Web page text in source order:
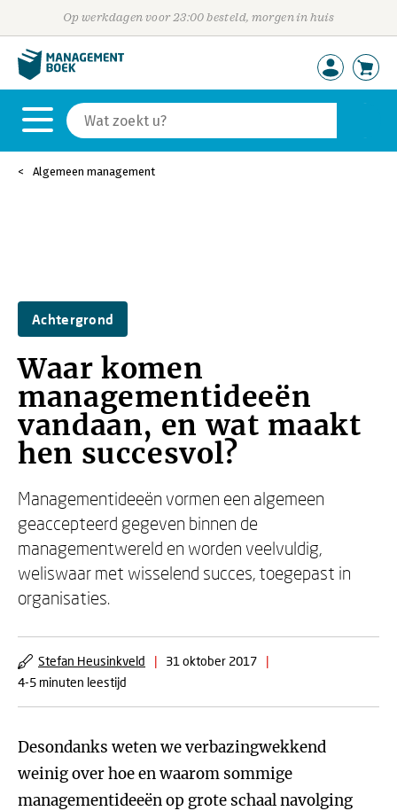
Op werkdagen voor 23:00 besteld, morgen in huis
Algemeen management
Achtergrond
Waar komen
managementideeën
vandaan, en wat maakt
hen succesvol?
Managementideeën vormen een algemeen
geaccepteerd gegeven binnen de
managementwereld en worden veelvuldig,
weliswaar met wisselend succes, toegepast in
organisaties.
Stefan Heusinkveld | 31 oktober 2017
|
4-5 minuten leestijd
Desondanks weten we verbazingwekkend
weinig over hoe en waarom sommige
managementideeën op grote schaal navolging